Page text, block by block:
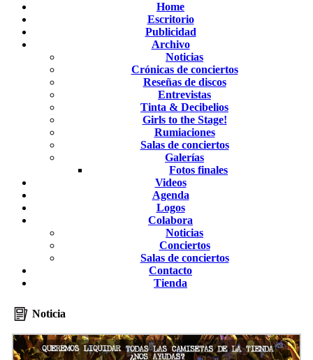
Home
Escritorio
Publicidad
Archivo
Noticias
Crónicas de conciertos
Reseñas de discos
Entrevistas
Tinta & Decibelios
Girls to the Stage!
Rumiaciones
Salas de conciertos
Galerías
Fotos finales
Videos
Agenda
Logos
Colabora
Noticias
Conciertos
Salas de conciertos
Contacto
Tienda
Noticia